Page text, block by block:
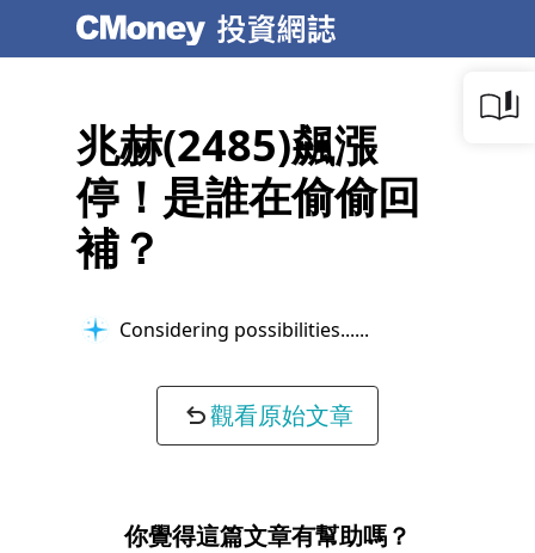
兆赫(2485)飆漲
停！是誰在偷偷回
補？
Considering possibilities...
觀看原始文章
你覺得這篇文章有幫助嗎？